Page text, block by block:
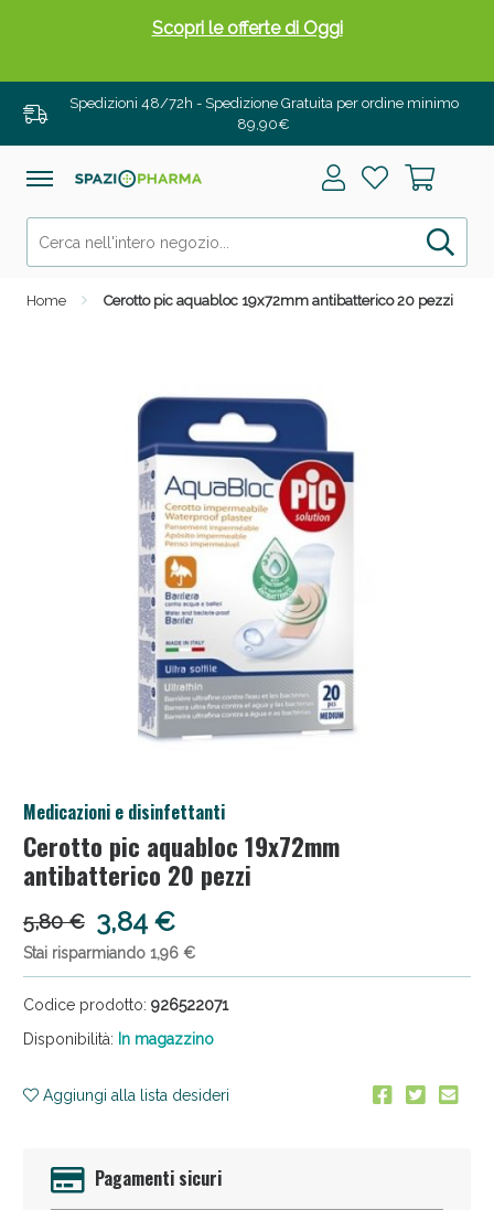
Spedizioni 48/72h - Spedizione Gratuita per ordine minimo
89,90€
Home Cerotto pic aquabloc 19x72mm antibatterico 20 pezzi
Medicazioni e disinfettanti
Cerotto pic aquabloc 19x72mm
antibatterico 20 pezzi
5,80 € 3,84 €
Stai risparmiando 1,96 €
Codice prodotto: 926522071
Disponibilità: In magazzino
Aggiungi alla lista desideri
Pagamenti sicuri
Scopri le offerte di Oggi
Drenanti e Pancia Piatta: Sconti fino al 55% validi
solo per OGGI!
Salini e Multivitaminici: oggi Sconto extra fino al
Anticellulite e Fanghi: Sconto fino al 40% valido